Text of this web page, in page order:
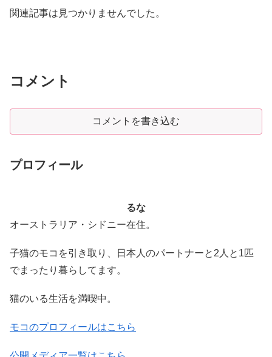
関連記事は見つかりませんでした。
コメント
コメントを書き込む
プロフィール
るな
オーストラリア・シドニー在住。
子猫のモコを引き取り、日本人のパートナーと2人と1匹
でまったり暮らしてます。
猫のいる生活を満喫中。
モコのプロフィールはこちら